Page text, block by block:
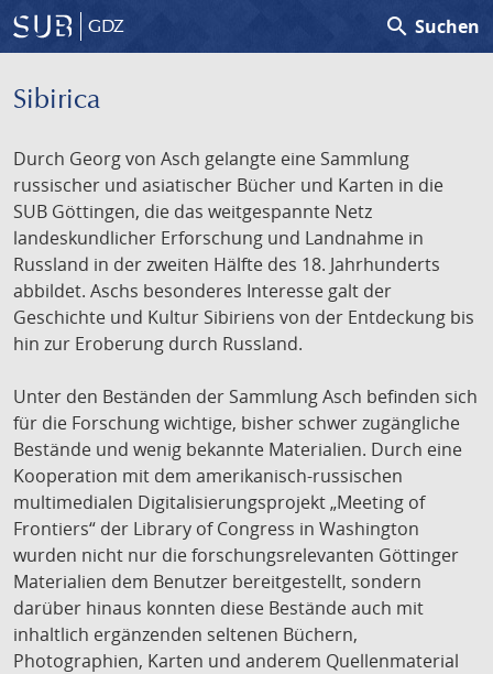
GDZ search Suchen
Sibirica
Durch Georg von Asch gelangte eine Sammlung
russischer und asiatischer Bücher und Karten in die
SUB Göttingen, die das weitgespannte Netz
landeskundlicher Erforschung und Landnahme in
Russland in der zweiten Hälfte des 18. Jahrhunderts
abbildet. Aschs besonderes Interesse galt der
Geschichte und Kultur Sibiriens von der Entdeckung bis
hin zur Eroberung durch Russland.
Unter den Beständen der Sammlung Asch befinden sich
für die Forschung wichtige, bisher schwer zugängliche
Bestände und wenig bekannte Materialien. Durch eine
Kooperation mit dem amerikanisch-russischen
multimedialen Digitalisierungsprojekt „Meeting of
Frontiers“ der Library of Congress in Washington
wurden nicht nur die forschungsrelevanten Göttinger
Materialien dem Benutzer bereitgestellt, sondern
darüber hinaus konnten diese Bestände auch mit
inhaltlich ergänzenden seltenen Büchern,
Photographien, Karten und anderem Quellenmaterial